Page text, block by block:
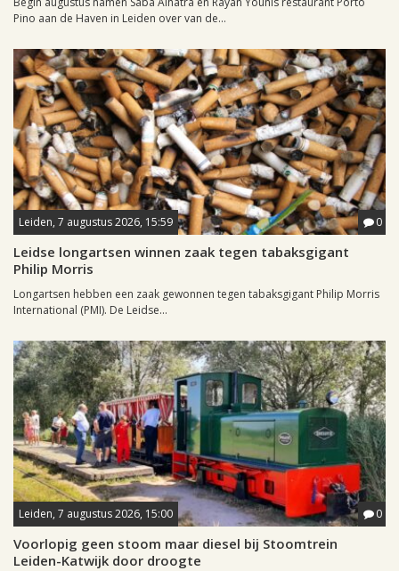
Pino aan de Haven in Leiden over van de...
Leiden, 7 augustus 2026, 15:59 0
Leidse longartsen winnen zaak tegen tabaksgigant
Philip Morris
Longartsen hebben een zaak gewonnen tegen tabaksgigant Philip Morris
International (PMI). De Leidse...
Leiden, 7 augustus 2026, 15:00 0
Voorlopig geen stoom maar diesel bij Stoomtrein
Leiden-Katwijk door droogte